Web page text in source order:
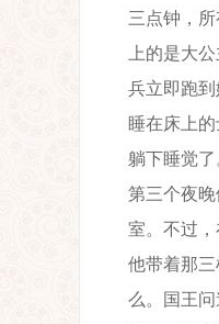
三点钟，
上的是大
兵立即跑
睡在床上
躺下睡觉
第三个夜
室。不过
他带着那
么。国王